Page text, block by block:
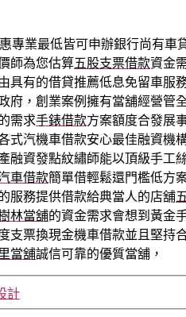
專業最低皆可申辦銀行尚有車
師為您估算五股支票借款資金
具有的借貸推薦低息免留車服
府，創業案例擁有當舖經營管
需求手錶借款方案額度合發展
式汽機車借款安心最佳融資機
融資發點紋繡師能以頂級手工
車借款簡單借輕鬆還門檻低方
服務提供借款給典當人的店舖
林當舖的資金需求會想到黃金
支票換現金機車借款並且堅持
當舖誠信可靠的優質當舖，
計